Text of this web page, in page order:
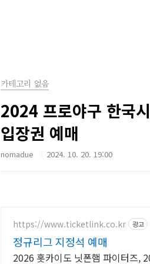
카테고리 없음
2024 프로야구 한국
입장권 예매
nomadue 2024. 10. 20. 19:00
https://www.ticketlink.co.kr 광고
정규리그 지정석 예매
2026 홋카이도 닛폰햄 파이터즈,